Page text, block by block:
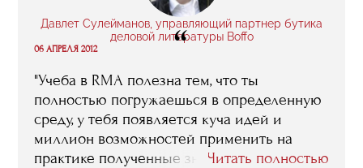
Давлет Сулейманов, управляющий партнер бутика
деловой литературы Boffo
“
06 АПРЕЛЯ 2012
"Учеба в RMA полезна тем, что ты
полностью погружаешься в определенную
среду, у тебя появляется куча идей и
миллион возможностей применить на
практике полученные знания"Читать полностью